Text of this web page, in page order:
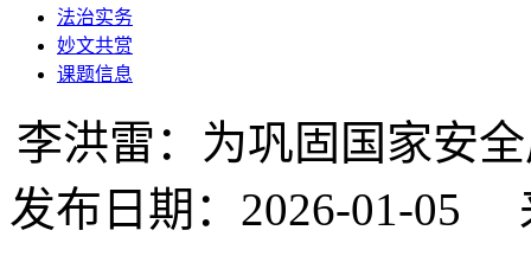
法治实务
妙文共赏
课题信息
李洪雷：为巩固国家安
发布日期：2026-01-05